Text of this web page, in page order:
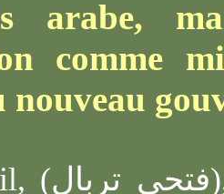
arabe,
comme
nouveau
, ( فتحي تربال